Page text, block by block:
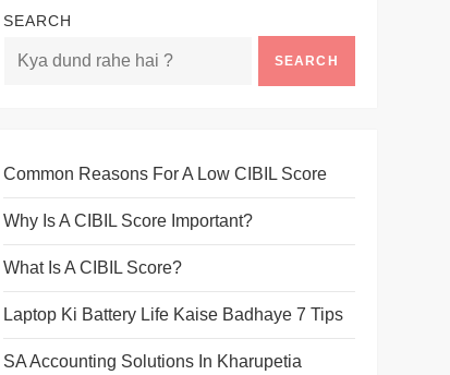
SEARCH
SEARCH
Common Reasons For A Low CIBIL Score
Why Is A CIBIL Score Important?
What Is A CIBIL Score?
Laptop Ki Battery Life Kaise Badhaye 7 Tips
SA Accounting Solutions In Kharupetia